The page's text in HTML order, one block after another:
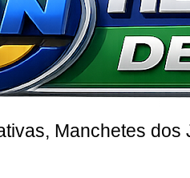
Manchetes